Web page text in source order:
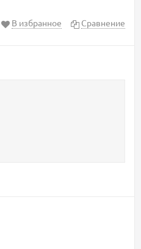
В избранное Сравнение